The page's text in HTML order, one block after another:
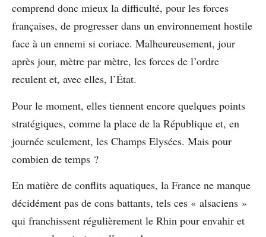
comprend donc mieux la difficulté, pour les forces
françaises, de progresser dans un environnement hostile
face à un ennemi si coriace. Malheureusement, jour
après jour, mètre par mètre, les forces de l’ordre
reculent et, avec elles, l’État.
Pour le moment, elles tiennent encore quelques points
stratégiques, comme la place de la République et, en
journée seulement, les Champs Elysées. Mais pour
combien de temps ?
En matière de conflits aquatiques, la France ne manque
décidément pas de cons battants, tels ces « alsaciens »
qui franchissent régulièrement le Rhin pour envahir et